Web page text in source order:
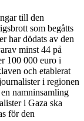
till den
som begåtts
har dödats av den
minst 44 på
100 000 euro i
och etablerat
i regionen
namninsamling
i Gaza ska
för den